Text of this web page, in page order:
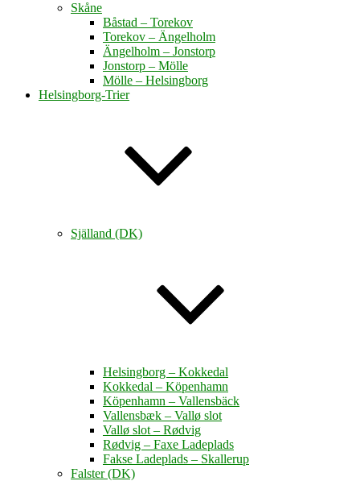
Skåne
Båstad – Torekov
Torekov – Ängelholm
Ängelholm – Jonstorp
Jonstorp – Mölle
Mölle – Helsingborg
Helsingborg-Trier
Själland (DK)
Helsingborg – Kokkedal
Kokkedal – Köpenhamn
Köpenhamn – Vallensbäck
Vallensbæk – Vallø slot
Vallø slot – Rødvig
Rødvig – Faxe Ladeplads
Fakse Ladeplads – Skallerup
Falster (DK)